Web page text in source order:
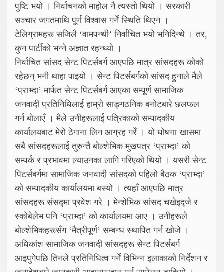
पुष्टि भयो । निर्वाचनको माहोल नै त्यस्तो थियो । सरकारी
सञ्चार जगतमाथि पूर्ण विश्वास गर्ने स्थिति थिएन ।
टेलिग्रामहरू सजिलै ‘वामपन्थी’ निर्वाचित भयो भनिदिन्थे । तर,
कुन पार्टीको भन्ने अज्ञात रहन्थ्यो ।
निर्वाचित सांसद सेन्ट पिटर्सबर्ग आएपछि मात्र सांसदहरू कोको
रहेछन् भनी थाहा पाइयो । सेन्ट पिटर्सबर्गको सांसद हुनाले मैले
‘प्राभ्दा’ मार्फत सेन्ट पिटर्सबर्ग आएका सम्पूर्ण सामाजिक
जनवादी प्रतिनिधिलाई हाम्रो साङ्गठनिक बनोटबारे छलफल
गर्न बोलाएँ । मैले उनीहरूलाई पत्रिकाको सम्पादकीय
कार्यालयबाट मेरो ठेगाना लिन आग्रह गरेँ । यो घोषणा खासमा
सबै सांसदहरूलाई तुरुन्तै बोल्शेभिक मुखपत्र ‘प्राभ्दा’ को
सम्पर्क र प्रभावमा ल्याउनका लागि गरिएको थियो । यसरी सेन्ट
पिटर्सबर्गमा सामाजिक जनवादी सांसदको पहिलो बैठक ‘प्राभ्दा’
को सम्पादकीय कार्यालयमा बस्यो । त्यहाँ आएपछि मात्र
सांसदहरू संसद्मा प्रवेश गरे । मेन्शेभिक सांसद चखेइद्जे र
स्कोबेलेभ पनि ‘प्राभ्दा’ को कार्यालयमा आए । उनीहरूले
बोल्शेभिकहरूसँग ‘मैत्रीपूर्ण’ सम्बन्ध स्थापित गर्न खोजे ।
अधिकांश सामाजिक जनवादी सांसदहरू सेन्ट पिटर्सबर्ग
आइपुगेपछि तिनले प्रतिनिधित्व गर्ने विभिन्न इलाकाको निर्देशन र